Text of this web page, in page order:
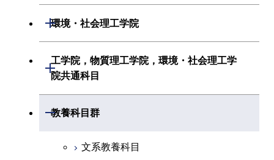
創造プロセス科目
共通専門科目
経営工学系
初年次専門科目
創造プロセス科目
初年次専門科目
共通専門科目
初年次専門科目
創造プロセス科目
共通専門科目
生命理工学系
創造プロセス科目
共通専門科目
環境・社会理工学院
開閉
建築学系
融合理工学系
初年次専門科目
工学院，物質理工学院，環境・社会理工学
院共通科目
開閉
工学院，物質理工学院，環境・社会
教養科目群
開閉
文系教養科目